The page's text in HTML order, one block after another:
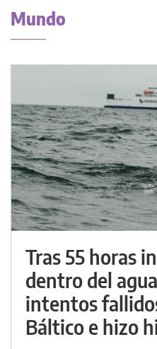
Mundo
Tras 55 horas
dentro del
intentos
Báltico e hizo